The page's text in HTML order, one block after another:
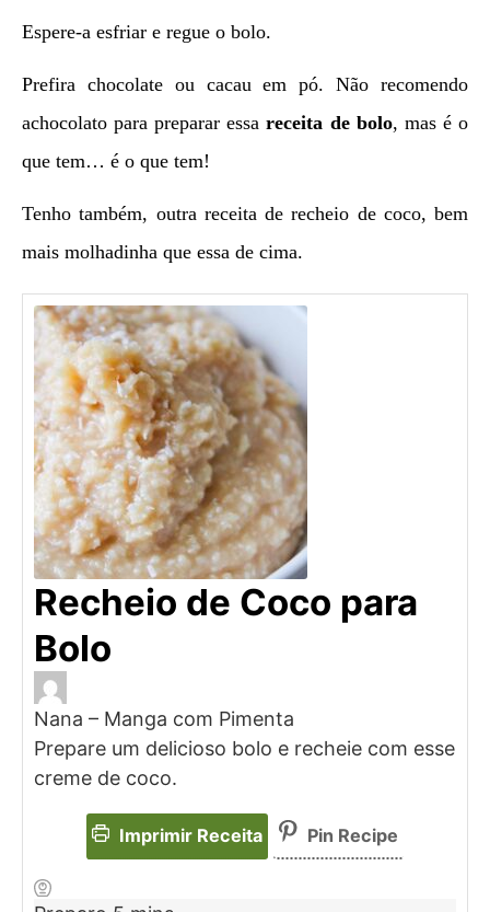
Espere-a esfriar e regue o bolo.
Prefira chocolate ou cacau em pó. Não recomendo
achocolato para preparar essareceita de bolo, mas é o
que tem… é o que tem!
Tenho também, outra receita de recheio de coco, bem
mais molhadinha que essa de cima.
Recheio de Coco para
Bolo
Nana – Manga com Pimenta
Prepare um delicioso bolo e recheie com esse
creme de coco.
Imprimir Receita Pin Recipe